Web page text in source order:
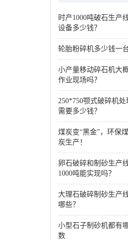
时产1000吨破石生产
设备多少钱？
轮胎粉碎机多少钱一
小产量移动碎石机大
作业现场吗？
250*750颚式破碎机处
需要多少钱？
煤炭变“黑金”，环保
炭生产！
卵石破碎和制砂生产
1000吨能实现吗？
大理石破碎制砂生产
哪些？
小型石子制砂机都有
数